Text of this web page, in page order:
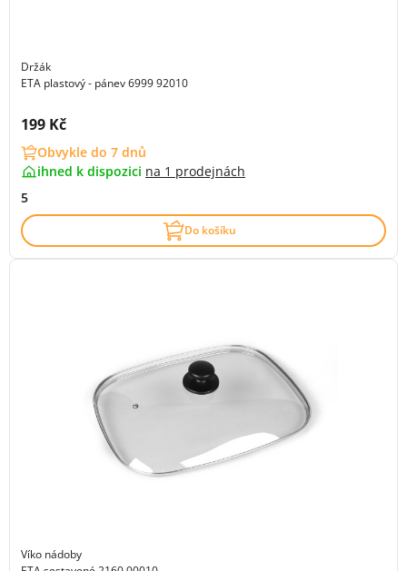
Držák
ETA plastový - pánev 6999 92010
Cena s DPH:
199 Kč
Obvykle do 7 dnů
ihned k dispozici na 1 prodejnách
5
Do košíku
Víko nádoby